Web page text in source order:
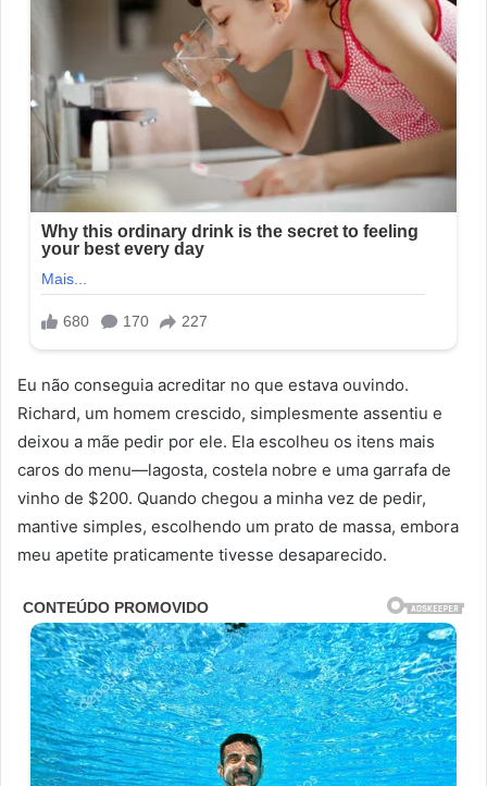
Eu não conseguia acreditar no que estava ouvindo.
Richard, um homem crescido, simplesmente assentiu e
deixou a mãe pedir por ele. Ela escolheu os itens mais
caros do menu—lagosta, costela nobre e uma garrafa de
vinho de $200. Quando chegou a minha vez de pedir,
mantive simples, escolhendo um prato de massa, embora
meu apetite praticamente tivesse desaparecido.